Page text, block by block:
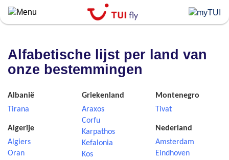
Skip
to
Alfabetische lijst per land van
onze bestemmingen
Albanië
Tirana
Algerije
Algiers
Oran
Griekenland
Araxos
Corfu
Karpathos
Kefalonia
Kos
Montenegro
Tivat
Nederland
Amsterdam
Eindhoven